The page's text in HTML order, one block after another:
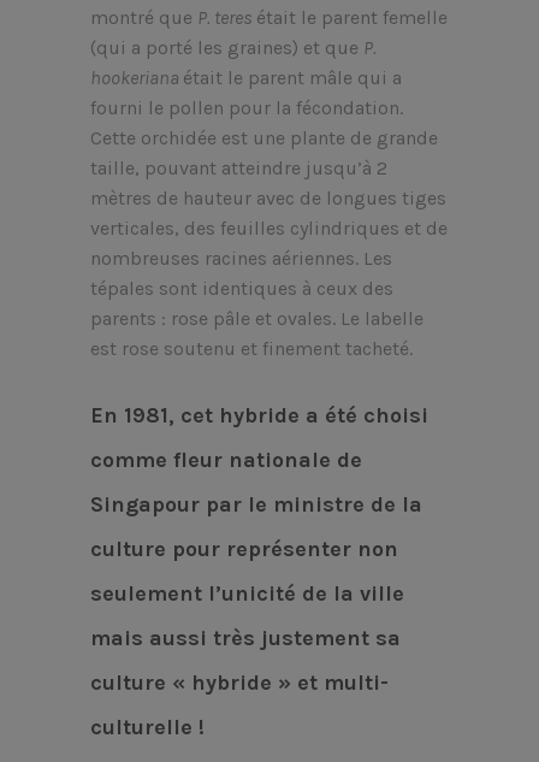
montré que P. teres était le parent femelle
(qui a porté les graines) et que P.
hookeriana était le parent mâle qui a
fourni le pollen pour la fécondation.
Cette orchidée est une plante de grande
taille, pouvant atteindre jusqu’à 2
mètres de hauteur avec de longues tiges
verticales, des feuilles cylindriques et de
nombreuses racines aériennes. Les
tépales sont identiques à ceux des
parents : rose pâle et ovales. Le labelle
est rose soutenu et finement tacheté.
En 1981, cet hybride a été choisi
comme fleur nationale de
Singapour par le ministre de la
culture pour représenter non
seulement l’unicité de la ville
mais aussi très justement sa
culture « hybride » et multi-
culturelle !